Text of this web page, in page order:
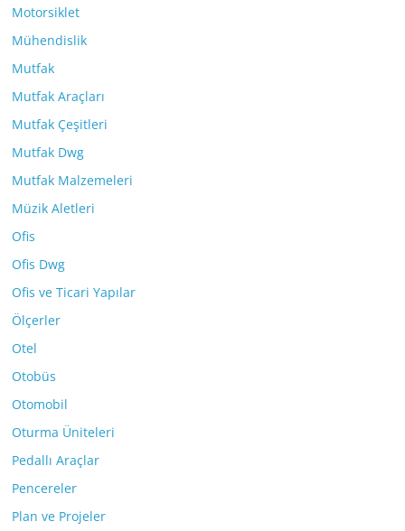
Motorsiklet
Mühendislik
Mutfak
Mutfak Araçları
Mutfak Çeşitleri
Mutfak Dwg
Mutfak Malzemeleri
Müzik Aletleri
Ofis
Ofis Dwg
Ofis ve Ticari Yapılar
Ölçerler
Otel
Otobüs
Otomobil
Oturma Üniteleri
Pedallı Araçlar
Pencereler
Plan ve Projeler